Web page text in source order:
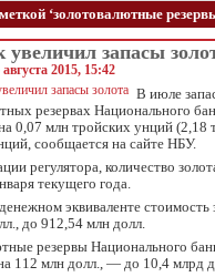
‘золотовалютные
увеличил запасы
2015, 15:42
В июле
резервах Национального
0,07 млн тройских унций
сообщается на сайте НБУ.
регулятора, количество
текущего года.
эквиваленте стоимость
до 912,54 млн долл.
резервы Национального
112 млн долл., — до 10,4 млрд